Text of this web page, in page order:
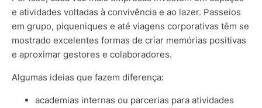
e atividades voltadas à convivência e ao lazer. Passeios
em grupo, piqueniques e até viagens corporativas têm se
mostrado excelentes formas de criar memórias positivas
e aproximar gestores e colaboradores.
Algumas ideias que fazem diferença:
academias internas ou parcerias para atividades